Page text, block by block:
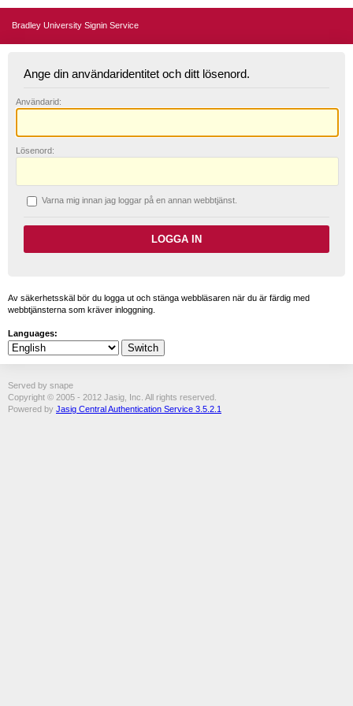
Bradley University Signin Service
Ange din användaridentitet och ditt lösenord.
Användarid:
L ösenord:
Varna mig innan jag loggar på en annan webbtjänst.
Av säkerhetsskäl bör du logga ut och stänga webbläsaren när du är färdig med
webbtjänsterna som kräver inloggning.
Languages:
Served by snape
Copyright © 2005 - 2012 Jasig, Inc. All rights reserved.
Powered by Jasig Central Authentication Service 3.5.2.1